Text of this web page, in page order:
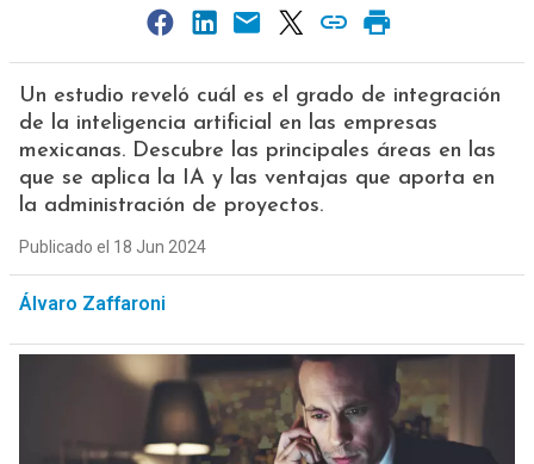
Un estudio reveló cuál es el grado de integración
de la inteligencia artificial en las empresas
mexicanas. Descubre las principales áreas en las
que se aplica la IA y las ventajas que aporta en
la administración de proyectos.
Publicado el 18 Jun 2024
Álvaro Zaffaroni